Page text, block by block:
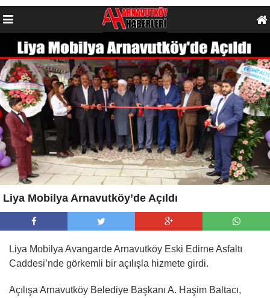
Liya Mobilya Arnavutköy’de Açıldı
Liya Mobilya Avangarde Arnavutköy Eski Edirne Asfaltı
Caddesi’nde görkemli bir açılışla hizmete girdi.
Açılışa Arnavutköy Belediye Başkanı A. Haşim Baltacı,